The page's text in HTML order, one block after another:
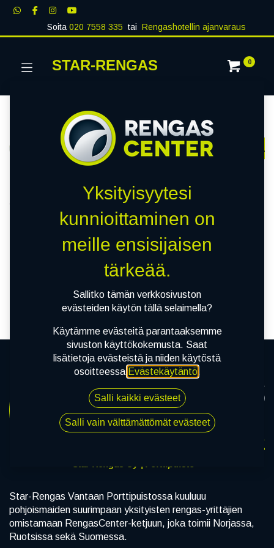
Soita020 7558 335 tai Rengashotellin ajanvaraus
STAR-RENGAS 0
Näytä kaikki
RENKAAT PAKETTIAUTO MUUT
0 kohteita löydetty.
Tyhjennä suodattimet
Emme löytäneet yhtään
tuotetta!
Star-Rengas Vantaan Porttipuistossa kuuluuu
pohjoismaiden suurimpaan yksityisten rengas-yrittäjien
omistamaan RengasCenter-ketjuun, joka toimii Norjassa,
Ruotsissa sekä Suomessa.
Yksityisyytesi
kunnioittaminen on
meille ensisijaisen
tärkeää.
Sallitko tämän verkkosivuston
evästeiden käytön tällä selaimella?
Käytämme evästeitä parantaaksemme
sivuston käyttökokemusta. Saat
lisätietoja evästeistä ja niiden käytöstä
osoitteessa Evästekäytäntö.
Salli kaikki evästeet
Salli vain välttämättömät evästeet